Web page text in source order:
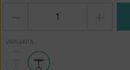
VARIANTA